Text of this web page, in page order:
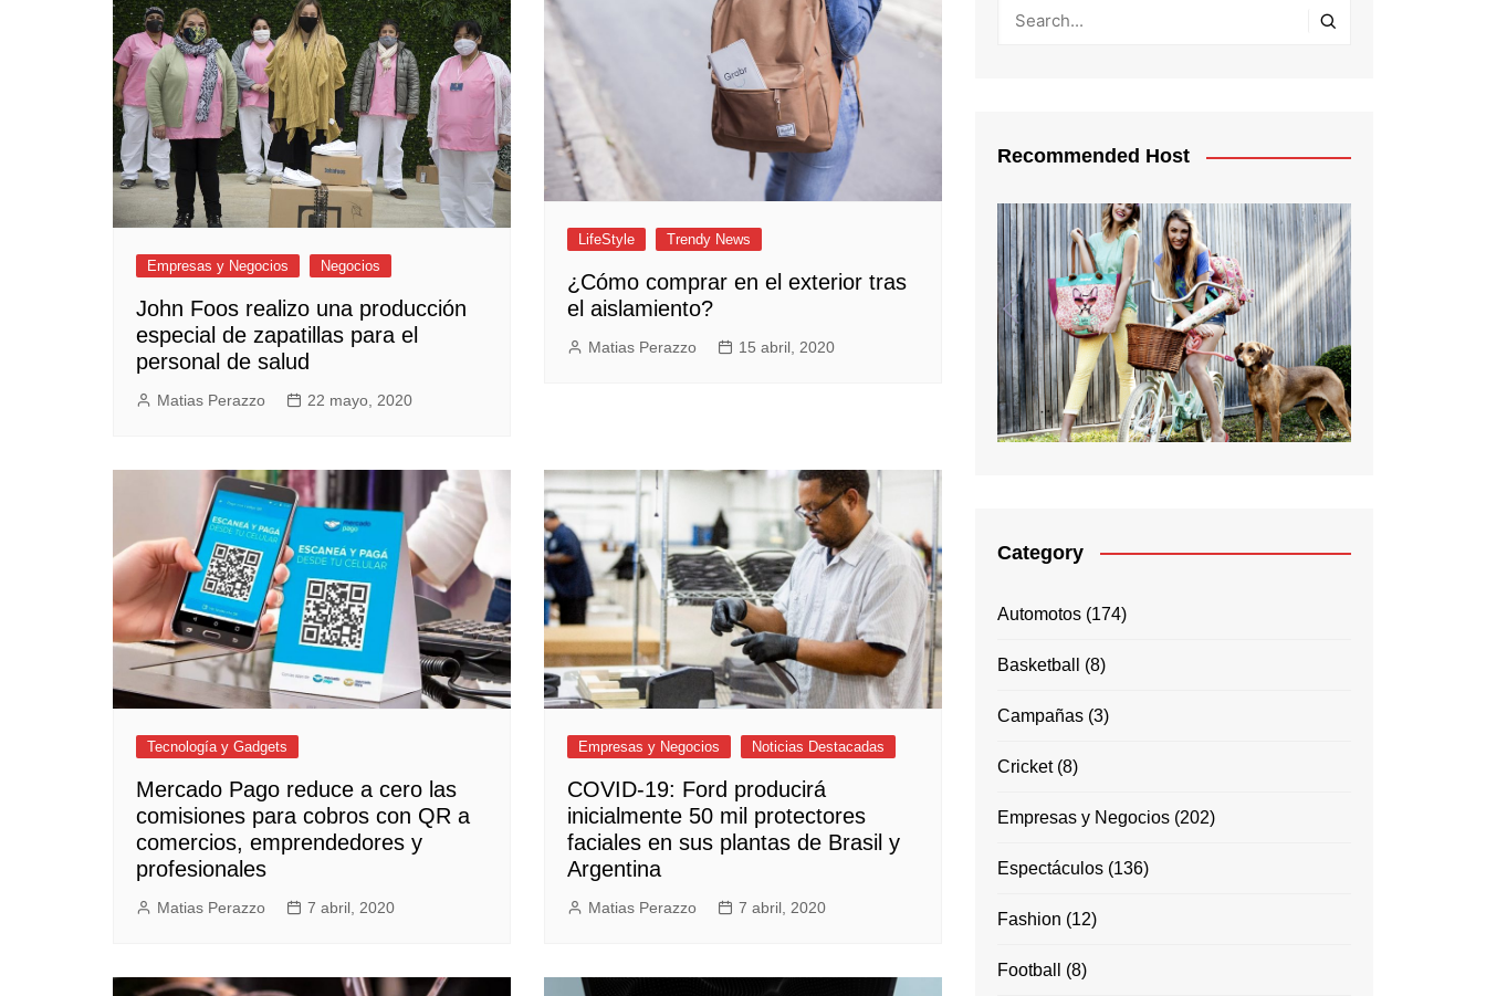
Empresas y Negocios
Automotos
Espectáculos
Trendy News
LifeStyle
Negocios
Empresas y Negocios Negocios
John Foos realizo una producción
especial de zapatillas para el
personal de salud
Matias Perazzo 22 mayo, 2020
LifeStyle Trendy News
¿Cómo comprar en el exterior tras
el aislamiento?
Matias Perazzo 15 abril, 2020
Tecnología y Gadgets
Mercado Pago reduce a cero las
comisiones para cobros con QR a
comercios, emprendedores y
profesionales
Matias Perazzo 7 abril, 2020
Empresas y Negocios Noticias Destacadas
COVID-19: Ford producirá
inicialmente 50 mil protectores
faciales en sus plantas de Brasil y
Argentina
Matias Perazzo 7 abril, 2020
Recommended Host
Category
Automotos (174)
Basketball (8)
Campañas (3)
Cricket(8)
Empresas y Negocios (202)
Espectáculos (136)
Fashion (12)
Football (8)